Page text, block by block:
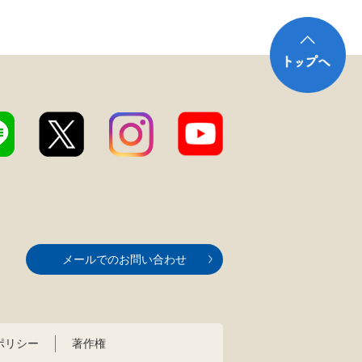
メールでのお問い合わせ
リシー 著作権